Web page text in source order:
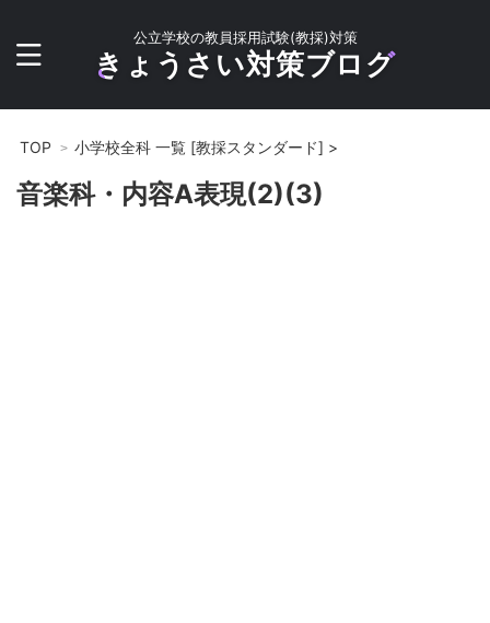
公立学校の教員採用試験(教採)対策
きょうさい対策ブログ
TOP 小学校全科 一覧 [教採スタンダード] >
音楽科・内容A表現(2)(3)